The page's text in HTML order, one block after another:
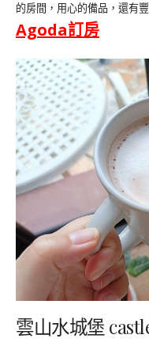
的房間，用心的備品，還有
Agoda訂房
雲山水城堡